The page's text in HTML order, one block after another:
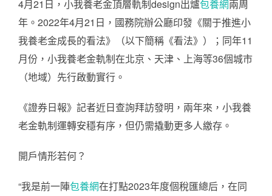
4月21日，小我養老金頂層軌制design出爐包養網兩周
年。2022年4月21日，國務院辦公廳印發《關于推進小
我養老金成長的看法》（以下簡稱《看法》）；同年11
月份，小我養老金軌制在北京、天津、上海等36個城市
（地域）先行啟動實行。
《證券日報》記者近日查詢拜訪發明，兩年來，小我養
老金軌制運轉安穩有序，但仍需撬動更多人繳存。
開戶情形若何？
“我是前一陣包養網在打點2023年度個稅匯總后，在同